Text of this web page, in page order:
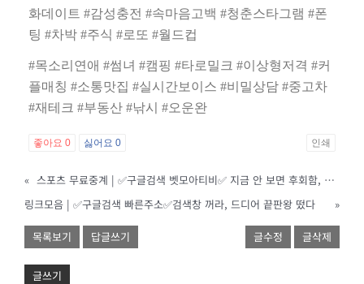
화데이트 #감성충전 #속마음고백 #청춘스타그램 #폰
팅 #차박 #주식 #로또 #월드컵
#목소리연애 #썸녀 #캠핑 #타로밀크 #이상형저격 #커
플매칭 #소통맛집 #실시간보이스 #비밀상담 #중고차
#재테크 #부동산 #낚시 #오운완
좋아요 0 싫어요 0 인쇄
«
스포츠 무료중계 | ✅구글검색 벳모아티비✅ 지금 안 보면 후회함, 방구석 무제한 시청.
링크모음 | ✅구글검색 빠른주소✅검색창 꺼라, 드디어 끝판왕 떴다
»
목록보기 답글쓰기 글수정 글삭제
글쓰기